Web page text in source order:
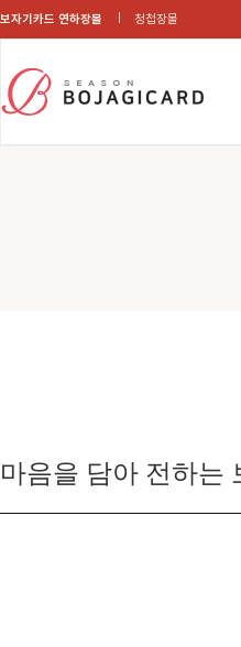
보자기카드 연하장몰 청첩장몰
마음을 담아 전하는